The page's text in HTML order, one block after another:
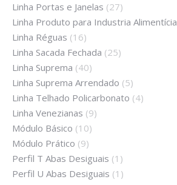
Linha Portas e Janelas (27)
Linha Produto para Industria Alimentícia
Linha Réguas (16)
Linha Sacada Fechada (25)
Linha Suprema (40)
Linha Suprema Arrendado (5)
Linha Telhado Policarbonato (4)
Linha Venezianas (9)
Módulo Básico (10)
Módulo Prático (9)
Perfil T Abas Desiguais (1)
Perfil U Abas Desiguais (1)